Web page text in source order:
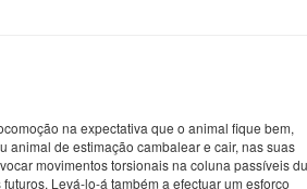
na expectativa que o animal fique bem,
animal de estimação cambalear e cair, nas suas
movimentos torsionais na coluna passíveis
Levá-lo-á também a efectuar um esforço